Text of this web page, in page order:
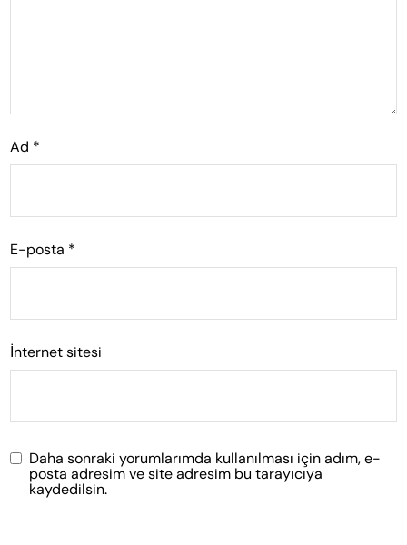
Ad *
E-posta *
İnternet sitesi
Daha sonraki yorumlarımda kullanılması için adım, e-
posta adresim ve site adresim bu tarayıcıya
kaydedilsin.